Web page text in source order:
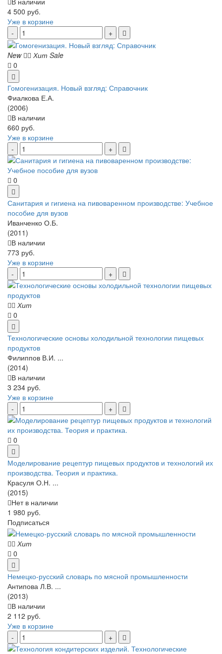
4 500 руб.
Уже в корзине
New Хит Sale
0
Гомогенизация. Новый взгляд: Справочник
Фиалкова Е.А.
(2006)
В наличии
660 руб.
Уже в корзине
0
Санитария и гигиена на пивоваренном производстве: Учебное
пособие для вузов
Иванченко О.Б.
(2011)
В наличии
773 руб.
Уже в корзине
Хит
0
Технологические основы холодильной технологии пищевых
продуктов
Филиппов В.И. ...
(2014)
В наличии
3 234 руб.
Уже в корзине
0
Моделирование рецептур пищевых продуктов и технологий их
производства. Теория и практика.
Красуля О.Н. ...
(2015)
Нет в наличии
1 980 руб.
Подписаться
Хит
0
Немецко-русский словарь по мясной промышленности
Антипова Л.В. ...
(2013)
В наличии
2 112 руб.
Уже в корзине